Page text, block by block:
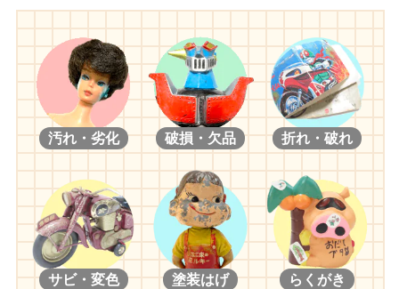
(SDGr男の子)
上村稔/近衛竜也/伊達政宗/支倉常長/沖田総司/SDGr少年ボディ
(SDGOU)
椹木雪之丞
(京天使)
京天使白蓮 白雪/京天使白鳥 白雪/京天使桔梗
夕霧/榊 2008 開設4周年/夕霧 天使降臨2010・秋
(幼SD)
ピッコロ/ピッコロ クラウンドホワイトキング/ホワイトラビット/
超昂天使エスカレイヤー・ダイナマイト
(キングオブファーターズ)
不知火舞・ダイナマイト
(放課後秋葉原ガールズ)
アキラ/アキラ2nd/マリコ先生/マリコ/マリコ 夏祭りVer./ナナミ
(アイドルマスター)
天海春香/星井美希/如月千早/萩原雪歩
(アイドルマスターシンデレラガールズ)
渋谷凛/神崎蘭子/島村卯月/本田未央
汚れ・劣化 破損・欠品 折れ・破れ
サビ・変色 塗装はげ らくがき